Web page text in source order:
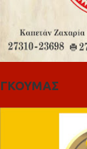
ΓΚΟΥΜΑΣ